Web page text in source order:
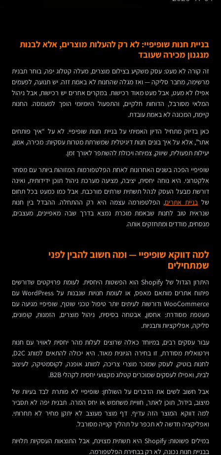
בניית חנות שופיפיי: לא רק להעלות מוצרים, אלא לבנות
מנגנון מכירה שעובד
זה קורה לא מעט: עסק משקיע בצילום מוצרים, מעלה קטלוג יפה, בוחר תבנית
מרשימה, מחבר סליקה — ואז מגלה שהחנות לא באמת זזה. יש תנועה, לפעמים
אפילו לא מעט, אבל מעט מאוד רכישות. במקרים אחרים יש רכישות, אבל ניהול
המלאי מסורבל, הדוחות חלקיים, והתפעול היומיומי הופך למעמסה. החנות
קיימת, המכונה לא באמת עובדת.
כאן בדיוק מתחיל הדיון האמיתי על בניית חנות שופיפיי. לא על “איך פותחים
אתר”, אלא על איך בונים חנות דיגיטלית שמשרתת מטרות עסקיות: מכירה, אמון,
יעילות תפעולית, שיווק, צמיחה ויכולת להשתפר לאורך זמן.
שופיפיי הפכה בשנים האחרונות לאחת הפלטפורמות המזוהות ביותר עם מסחר
אלקטרוני. היא נוחה יחסית, יציבה, מציעה מערכת ניהול תוכן ידידותית, ואינה
דורשת מבעל העסק לנהל תשתית שרתים מורכבת. אבל כמו כמעט בכל תחום
של בניית אתרים, הפלטפורמה עצמה היא רק ההתחלה. ההבדל בין חנות
שנראית טוב לחנות שבאמת מוכרת נמצא בדרך שבה מאפיינים, מעצבים,
מנסחים, מודדים ומתחזקים אותה.
למה דווקא שופיפיי — ומה חשוב להבין לפני
שמתחילים
היתרון הגדול של Shopify הוא הפשטות היחסית. לעומת פרויקטים שדורשים
פיתוח אתרים מותאם מאפס, או לעומת חנויות שנבנות על WordPress עם
WooCommerce ודורשות לעיתים יותר טיפול טכני שוטף, שופיפיי מגיעה עם
מעטפת מסודרת: אחסון, אבטחה בסיסית, ניהול מוצרים, הזמנות, קופונים,
סליקה, אפליקציות ותבניות.
עבור עסקים רבים, במיוחד כאלה שרוצים לעלות מהר יחסית לאוויר עם חנות
וירטואלית מסודרת, זו בחירה הגיונית מאוד. היא יכולה להתאים למותג D2C,
לחנות בוטיק, לעסק שמוכר מוצרי צריכה, למותג אופנה, לקוסמטיקה, לעיצוב
לבית, ואפילו לעסקים שמוכרים קטלוג מקצועי יחסית לקהלי B2B.
אבל חשוב לשים את הדברים על השולחן: שופיפיי לא פותרת לבד בעיות של
מיצוב, בידול, תוכן לאתר, חוויית משתמש או יחס המרה. תבנית יפה לא תסביר
למה דווקא המוצר הזה עדיף. דף מוצר מעוצב לא יתקן מחיר לא תחרותי.
ואפליקציה חדשה לא תכפר על תהליך קנייה מסורבל.
במילים פשוטות: Shopify היא תשתית מצוינת, אבל התוצאות העסקיות תלויות
בבניית חנות נכונה, לא רק בבחירת הפלטפורמה.